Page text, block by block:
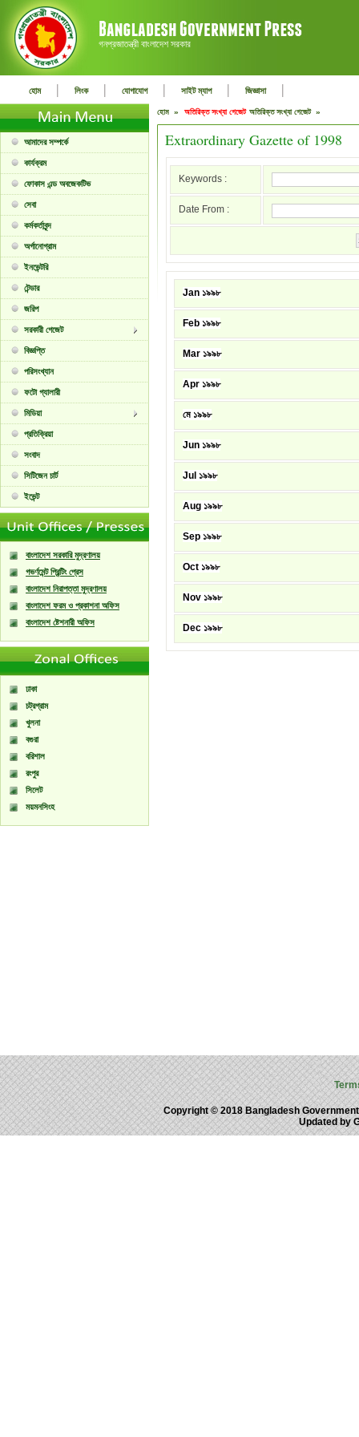
গনপ্রজাতন্ত্রী বাংলাদেশ সরকার
হোম | লিংক | যোগাযোগ | সাইট ম্যাপ | জিজ্ঞাসা |
আমাদের সম্পর্কে
কার্যক্রম
ফোকাস এন্ড অবজেকটিভ
সেবা
কর্মকর্তাবৃন্দ
অর্গানোগ্রাম
ইনভেন্টরি
টেন্ডার
জরিপ
সরকারী গেজেট
বিজ্ঞপ্তি
পরিসংখ্যান
ফটো গ্যালারী
মিডিয়া
প্রতিক্রিয়া
সংবাদ
সিটিজেন চার্ট
ইভেন্ট
বাংলাদেশ সরকারি মুদ্রণালয়
গভর্ণমেন্ট প্রিন্টিং প্রেস
বাংলাদেশ নিরাপত্তা মুদ্রণালয়
বাংলাদেশ ফরম ও প্রকাশনা অফিস
বাংলাদেশ ষ্টেশনারী অফিস
ঢাকা
চট্রগ্রাম
খুলনা
বগুরা
বরিশাল
রংপুর
সিলেট
ময়মনসিংহ
হোম » অতিরিক্ত সংখ্যা গেজেট অতিরিক্ত সংখ্যা গেজেট »
Extraordinary Gazette of 1998
Keywords :
Date From :
Jan ১৯৯৮
Feb ১৯৯৮
Mar ১৯৯৮
Apr ১৯৯৮
মে ১৯৯৮
Jun ১৯৯৮
Jul ১৯৯৮
Aug ১৯৯৮
Sep ১৯৯৮
Oct ১৯৯৮
Nov ১৯৯৮
Dec ১৯৯৮
Copyright © 2018 Bangladesh
Updated by